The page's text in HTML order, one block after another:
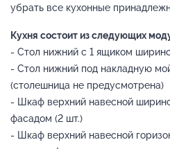
убрать все кухонные
Кухня состоит из следующих
- Стол нижний с 1 ящиком
- Стол нижний под накладную
(столешница не предусмотрена)
- Шкаф верхний навесной
фасадом (2 шт.)
- Шкаф верхний навесной